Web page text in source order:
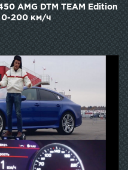
AMG DTM TEAM Edition
0-200 км/ч